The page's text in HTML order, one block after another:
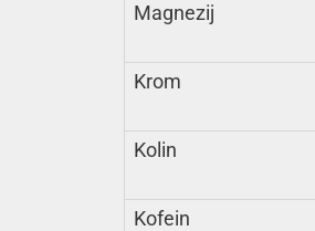
Magnezij
Krom
Kolin
Kofein